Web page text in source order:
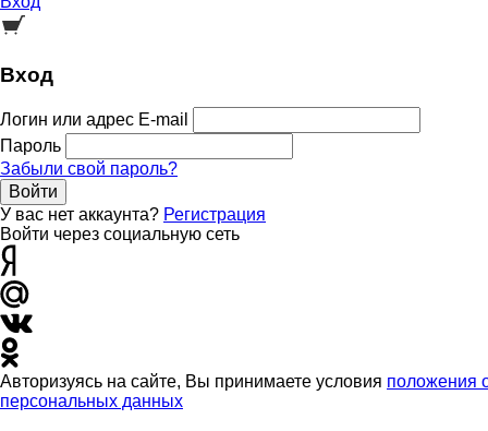
Вход
Логин или адрес E-mail
Пароль
Забыли свой пароль?
Войти
У вас нет аккаунта? Регистрация
Войти через социальную сеть
Авторизуясь на сайте, Вы принимаете условия положения
персональных данных